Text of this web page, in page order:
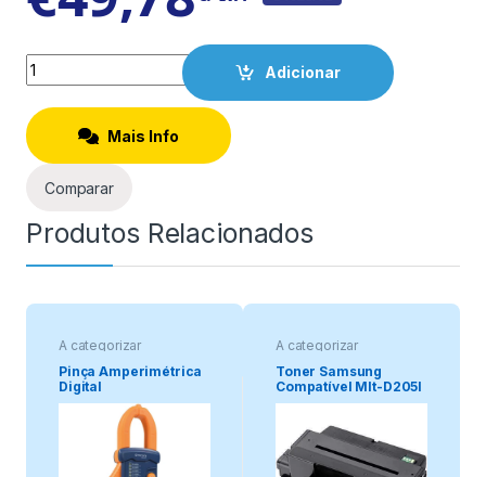
Quantity
Adicionar
Mais Info
Comparar
Produtos Relacionados
A categorizar
Pinça Amperimétrica
Digital
A categorizar
Toner Samsung
Compatível Mlt-D205l
/ Mlt-D205a